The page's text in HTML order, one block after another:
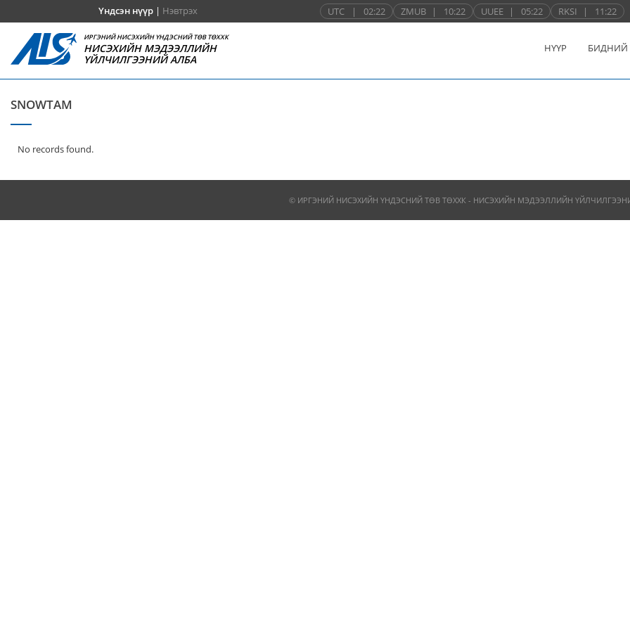
Үндсэн нүүр| Нэвтрэх UTC | 02:22 ZMUB | 10:22 UUEE | 05:22 RKSI | 11:22
ИРГЭНИЙ НИСЭХИЙН ҮНДЭСНИЙ ТӨВ ТӨХХК
НИСЭХИЙН МЭДЭЭЛЛИЙН
ҮЙЛЧИЛГЭЭНИЙ АЛБА
НҮҮР БИДНИЙ
SNOWTAM
No records found.
© ИРГЭНИЙ НИСЭХИЙН ҮНДЭСНИЙ ТӨВ ТӨХХК - НИСЭХИЙН МЭДЭЭЛЛИЙН